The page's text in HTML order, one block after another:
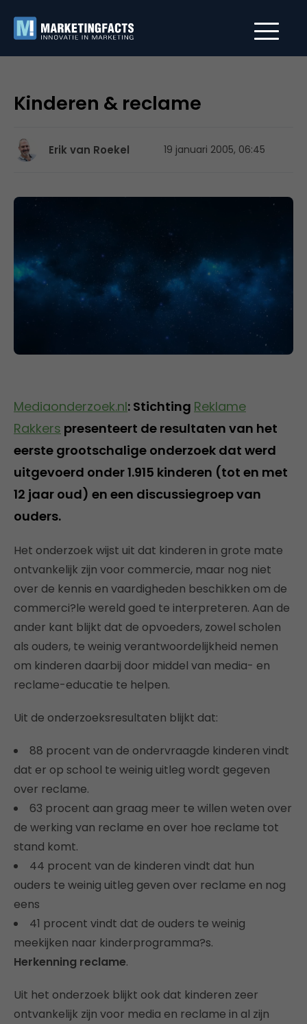
Kinderen & reclame
Erik van Roekel 19 januari 2005, 06:45
Mediaonderzoek.nl: Stichting Reklame
Rakkers presenteert de resultaten van het
eerste grootschalige onderzoek dat werd
uitgevoerd onder 1.915 kinderen (tot en met
12 jaar oud) en een discussiegroep van
ouders.
Het onderzoek wijst uit dat kinderen in grote mate
ontvankelijk zijn voor commercie, maar nog niet
over de kennis en vaardigheden beschikken om de
commerci?le wereld goed te interpreteren. Aan de
ander kant blijkt dat de opvoeders, zowel scholen
als ouders, te weinig verantwoordelijkheid nemen
om kinderen daarbij door middel van media- en
reclame-educatie te helpen.
Uit de onderzoeksresultaten blijkt dat:
88 procent van de ondervraagde kinderen vindt
dat er op school te weinig uitleg wordt gegeven
over reclame.
63 procent aan graag meer te willen weten over
de werking van reclame en over hoe reclame tot
stand komt.
44 procent van de kinderen vindt dat hun
ouders te weinig uitleg geven over reclame en nog
eens
41 procent vindt dat de ouders te weinig
meekijken naar kinderprogramma?s.
Herkenning reclame.
Uit het onderzoek blijkt ook dat kinderen zeer
ontvankelijk zijn voor media en reclame in al zijn